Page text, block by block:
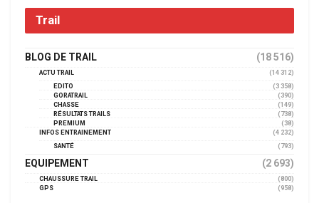
Trail
BLOG DE TRAIL (18 516)
ACTU TRAIL
(14 312)
EDITO
(3 358)
GORATRAIL
(390)
CHASSE
(149)
RÉSULTATS TRAILS
(738)
PREMIUM
(38)
INFOS ENTRAINEMENT
(4 232)
SANTÉ
(793)
EQUIPEMENT (2 693)
CHAUSSURE TRAIL
(800)
GPS
(958)